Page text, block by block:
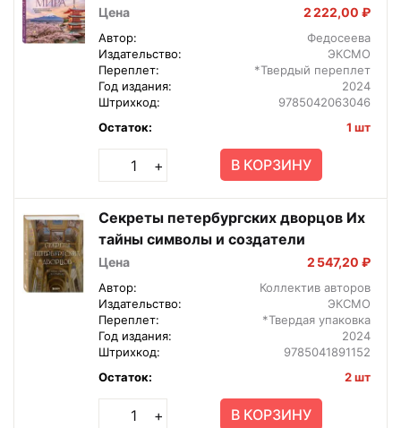
сейчас Подар
Цена 2 222,00 ₽
Автор:
Федосеева
Издательство:
ЭКСМО
Переплет:
*Твердый переплет
Год издания:
2024
Штрихкод:
9785042063046
Остаток:
1 шт
+ В КОРЗИНУ
Секреты петербургских дворцов Их
тайны символы и создатели
Цена 2 547,20 ₽
Автор:
Коллектив авторов
Издательство:
ЭКСМО
Переплет:
*Твердая упаковка
Год издания:
2024
Штрихкод:
9785041891152
Остаток:
2 шт
+ В КОРЗИНУ